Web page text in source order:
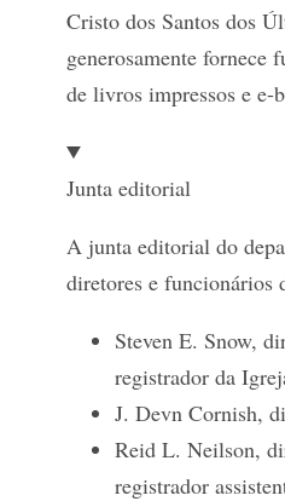
Cristo dos Santos dos
generosamente fornece
de livros impressos e e-
Junta editorial
A junta editorial do
diretores e funcionários
Steven E. Snow,
registrador da
J. Devn Cornish,
Reid L. Neilson,
registrador